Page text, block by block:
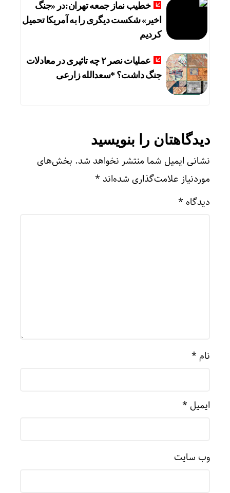
خطیب نماز جمعه تهران:در «جنگ
اخیر» شکست دیگری را به آمریکا تحمیل
کردیم
عملیات نصر ۲ چه تاثیری در معادلات
جنگ داشت؟ *سعدالله زارعی
دیدگاهتان را بنویسید
نشانی ایمیل شما منتشر نخواهد شد. بخش‌های
موردنیاز علامت‌گذاری شده‌اند *
دیدگاه *
نام *
ایمیل *
وب‌ سایت